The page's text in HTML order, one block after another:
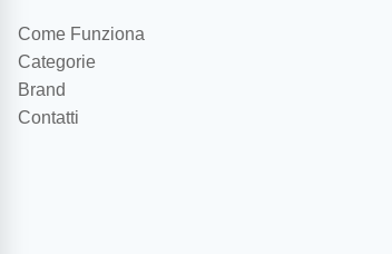
Come Funziona
Categorie
Brand
Contatti